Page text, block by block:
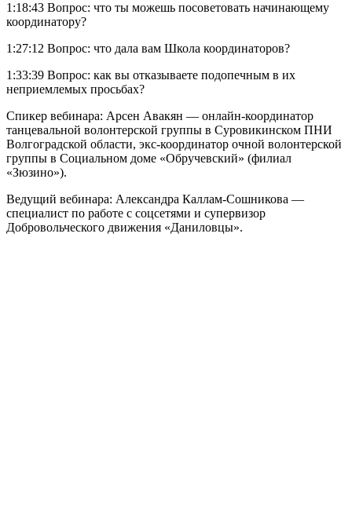
1:18:43 Вопрос: что ты можешь посоветовать начинающему
координатору?
1:27:12 Вопрос: что дала вам Школа координаторов?
1:33:39 Вопрос: как вы отказываете подопечным в их
неприемлемых просьбах?
Спикер вебинара: Арсен Авакян — онлайн-координатор
танцевальной волонтерской группы в Суровикинском ПНИ
Волгоградской области, экс-координатор очной волонтерской
группы в Социальном доме «Обручевский» (филиал
«Зюзино»).
Ведущий вебинара: Александра Каллам-Сошникова —
специалист по работе с соцсетями и супервизор
Добровольческого движения «Даниловцы».